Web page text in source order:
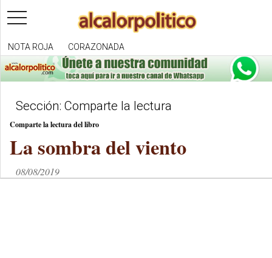
toggle
navigation
NOTA ROJA CORAZONADA
Sección: Comparte la lectura
Comparte la lectura del libro
La sombra del viento
08/08/2019